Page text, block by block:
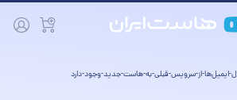
ایمیل‌ها-از-سرویس-قبلی-به-هاست-جدید-وجود-دارد